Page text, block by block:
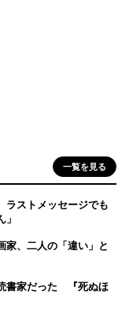
一覧を見る
ストメッセージでも
、二人の「違い」と
書家だった 『死ぬほ